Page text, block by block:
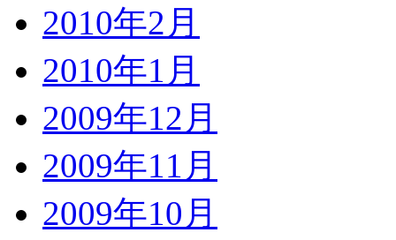
2010年2月
2010年1月
2009年12月
2009年11月
2009年10月